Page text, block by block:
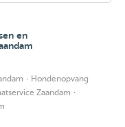
en
· Hondenopvang
Zaandam ·